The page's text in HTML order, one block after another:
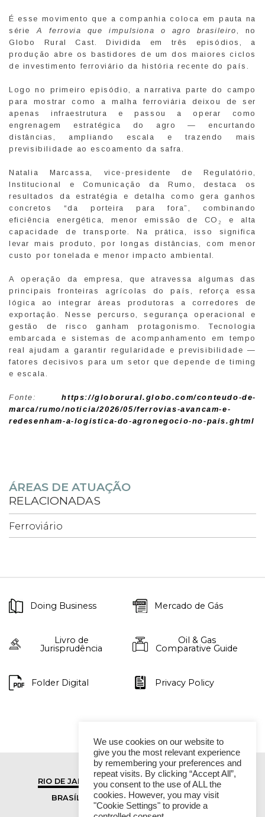
É esse movimento que a companhia coloca em pauta na
série A ferrovia que impulsiona o agro brasileiro
, no
Globo Rural Cast. Dividida em três episódios, a
produção abre os bastidores de um dos maiores ciclos
de investimento ferroviário da história recente do país.
Logo no primeiro episódio, a narrativa parte do campo
para mostrar como a malha ferroviária deixou de ser
apenas infraestrutura e passou a operar como
engrenagem estratégica do agro — encurtando
distâncias, ampliando escala e trazendo mais
previsibilidade ao escoamento da safra.
Natalia Marcassa, vice-presidente de Regulatório,
Institucional e Comunicação da Rumo, destaca os
resultados da estratégia e detalha como gera ganhos
concretos “da porteira para fora”, combinando
eficiência energética, menor emissão de CO₂ e alta
capacidade de transporte. Na prática, isso significa
levar mais produto, por longas distâncias, com menor
custo por tonelada e menor impacto ambiental.
A operação da empresa, que atravessa algumas das
principais fronteiras agrícolas do país, reforça essa
lógica ao integrar áreas produtoras a corredores de
exportação. Nesse percurso, segurança operacional e
gestão de risco ganham protagonismo. Tecnologia
embarcada e sistemas de acompanhamento em tempo
real ajudam a garantir regularidade e previsibilidade —
fatores decisivos para um setor que depende de timing
e escala.
Fonte:https://globorural.globo.com/conteudo-de-
marca/rumo/noticia/2026/05/ferrovias-avancam-e-
redesenham-a-logistica-do-agronegocio-no-pais.ghtml
ÁREAS DE ATUAÇÃO
RELACIONADAS
Ferroviário
Doing Business Mercado de Gás
Livro de
Jurisprudência
Oil & Gas
Comparative Guide
Folder Digital Privacy Policy
RIO DE JANEIRO
SÃO PAULO
BRASÍLIA
VITÓRIA
We use cookies on our website to
give you the most relevant experience
by remembering your preferences and
repeat visits. By clicking “Accept All”,
you consent to the use of ALL the
cookies. However, you may visit
"Cookie Settings" to provide a